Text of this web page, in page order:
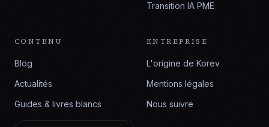
Transition IA PME
CONTENU
Blog
Actualités
Guides & livres blancs
ENTREPRISE
L'origine de Korev
Mentions légales
Nous suivre